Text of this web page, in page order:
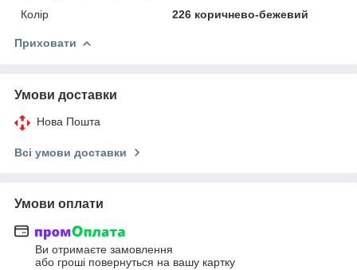
Колір
226 коричнево-бежевий
Приховати
Умови доставки
Нова Пошта
Всі умови доставки
Умови оплати
Ви отримаєте замовлення
або гроші повернуться на вашу картку